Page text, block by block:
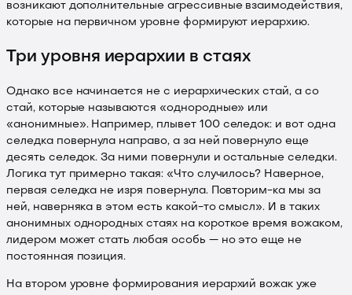
возникают дополнительные агрессивные взаимодействия,
которые на первичном уровне формируют иерархию.
Три уровня иерархии в стаях
Однако все начинается не с иерархических стай, а со
стай, которые называются «однородные» или
«анонимные». Например, плывет 100 селедок: и вот одна
селедка повернула направо, а за ней повернуло еще
десять селедок. За ними повернули и остальные селедки.
Логика тут примерно такая: «Что случилось? Наверное,
первая селедка не изря повернула. Повторим-ка мы за
ней, наверняка в этом есть какой-то смысл». И в таких
анонимных однородных стаях на короткое время вожаком,
лидером может стать любая особь — но это еще не
постоянная позиция.
На втором уровне формирования иерархий вожак уже